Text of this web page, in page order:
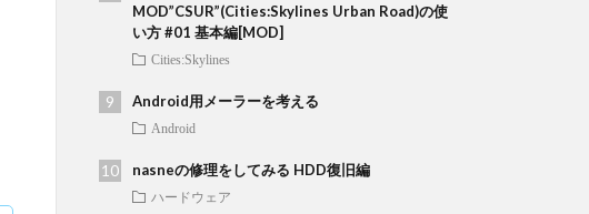
MOD”CSUR”(Cities:Skylines Urban Road)の使
い方 #01 基本編[MOD]
Cities:Skylines
Android用メーラーを考える
Android
nasneの修理をしてみる HDD復旧編
ハードウェア